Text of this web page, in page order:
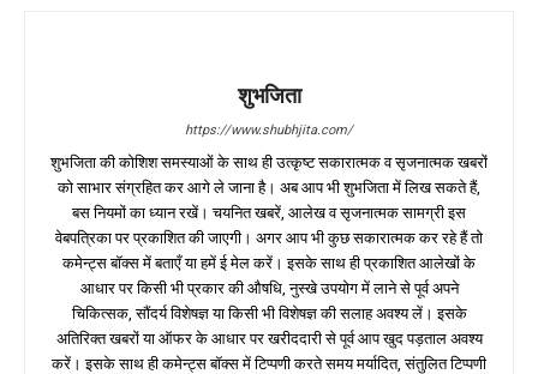
शुभजिता
https://www.shubhjita.com/
शुभजिता की कोशिश समस्याओं के साथ ही उत्कृष्ट सकारात्मक व सृजनात्मक खबरों
को साभार संग्रहित कर आगे ले जाना है। अब आप भी शुभजिता में लिख सकते हैं,
बस नियमों का ध्यान रखें। चयनित खबरें, आलेख व सृजनात्मक सामग्री इस
वेबपत्रिका पर प्रकाशित की जाएगी। अगर आप भी कुछ सकारात्मक कर रहे हैं तो
कमेन्ट्स बॉक्स में बताएँ या हमें ई मेल करें। इसके साथ ही प्रकाशित आलेखों के
आधार पर किसी भी प्रकार की औषधि, नुस्खे उपयोग में लाने से पूर्व अपने
चिकित्सक, सौंदर्य विशेषज्ञ या किसी भी विशेषज्ञ की सलाह अवश्य लें। इसके
अतिरिक्त खबरों या ऑफर के आधार पर खरीददारी से पूर्व आप खुद पड़ताल अवश्य
करें। इसके साथ ही कमेन्ट्स बॉक्स में टिप्पणी करते समय मर्यादित, संतुलित टिप्पणी